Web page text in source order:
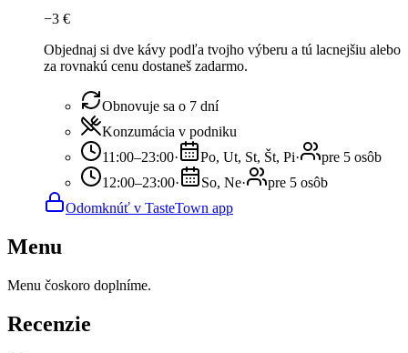
−3 €
Objednaj si dve kávy podľa tvojho výberu a tú lacnejšiu alebo
za rovnakú cenu dostaneš zadarmo.
Obnovuje sa o 7 dní
Konzumácia v podniku
11:00–23:00· Po, Ut, St, Št, Pi·
pre 5 osôb
12:00–23:00· So, Ne·
pre 5 osôb
Odomknúť v TasteTown app
Menu
Menu čoskoro doplníme.
Recenzie